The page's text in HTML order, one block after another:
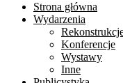
Strona główna
Wydarzenia
Konferencje
Wystawy
Inne